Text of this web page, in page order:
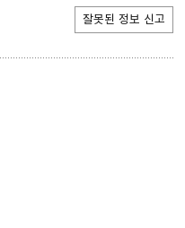
잘못된 정보 신고